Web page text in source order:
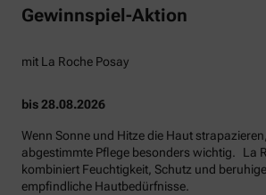
Gewinnspiel-Aktion
mit La Roche Posay
bis 28.08.2026
Wenn Sonne und Hitze die Haut
abgestimmte Pflege besonders wichtig. La
kombiniert Feuchtigkeit, Schutz und
empfindliche Hautbedürfnisse.